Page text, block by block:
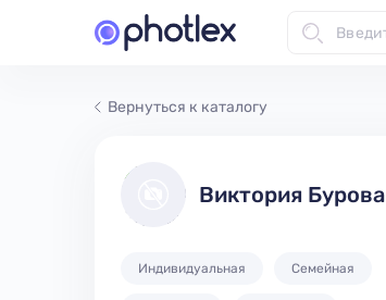
Вернуться к каталогу
Виктория Бурова
Индивидуальная Семейная